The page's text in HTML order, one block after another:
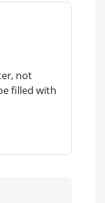
not
filled with